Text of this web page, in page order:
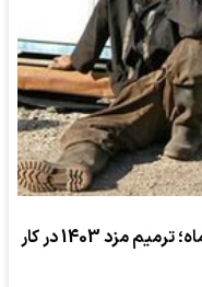
اولین نشست شورای عالی کار پس از 8 ماه؛ ترمیم مزد 1403 در کار